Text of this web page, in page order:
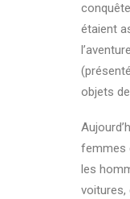
étaient
objets
femmes
les
voitures,